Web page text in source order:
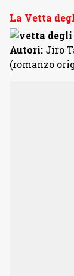
La Vetta
Autori: Jiro
(romanzo